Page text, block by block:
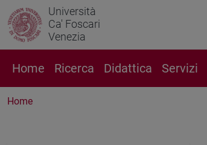
Università
Ca' Foscari
Venezia
Home Ricerca Didattica Servizi
Home